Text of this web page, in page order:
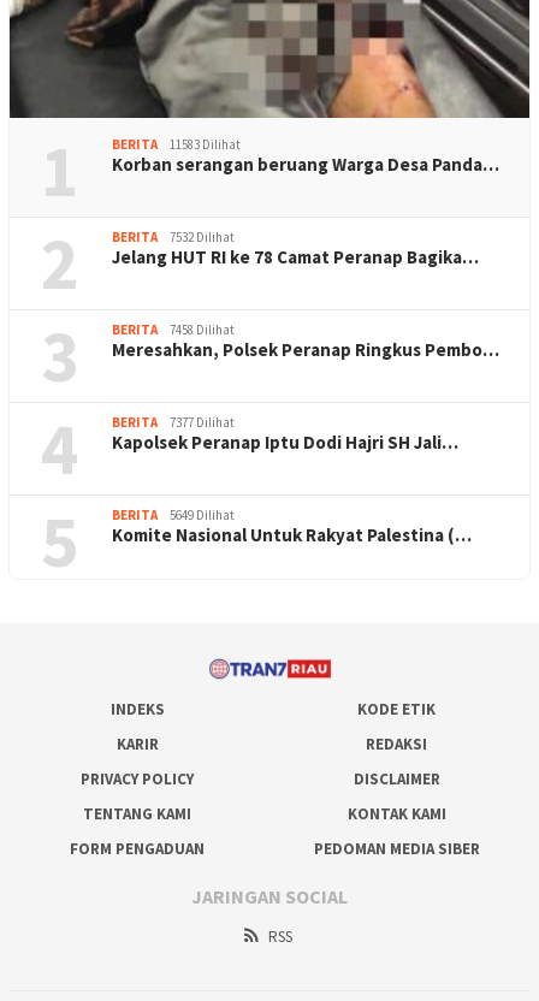
1 BERITA 11583 Dilihat
Korban serangan beruang Warga Desa Panda…
2 BERITA 7532 Dilihat
Jelang HUT RI ke 78 Camat Peranap Bagika…
3 BERITA 7458 Dilihat
Meresahkan, Polsek Peranap Ringkus Pembo…
4 BERITA 7377 Dilihat
Kapolsek Peranap Iptu Dodi Hajri SH Jali…
5 BERITA 5649 Dilihat
Komite Nasional Untuk Rakyat Palestina (…
INDEKS
KODE ETIK
KARIR
REDAKSI
PRIVACY POLICY
DISCLAIMER
TENTANG KAMI
KONTAK KAMI
FORM PENGADUAN
PEDOMAN MEDIA SIBER
JARINGAN SOCIAL
RSS